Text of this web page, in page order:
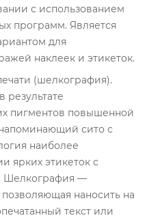
с использованием
программ. Является
для
наклеек и этикеток.
(шелкография).
результате
пигментов повышенной
напоминающий сито с
наиболее
ярких этикеток с
Шелкография —
наносить на
текст или